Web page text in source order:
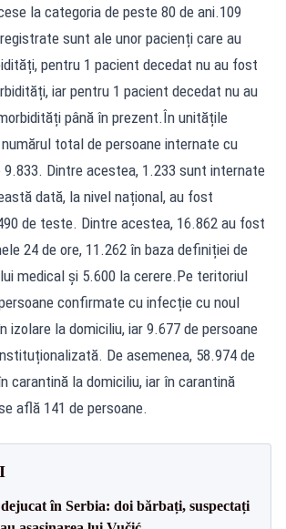
la categoria de peste 80 de ani.109
sunt ale unor pacienți care au
pentru 1 pacient decedat nu au fost
iar pentru 1 pacient decedat nu au
până în prezent.În unitățile
total de persoane internate cu
9.833. Dintre acestea, 1.233 sunt internate
dată, la nivel național, au fost
de teste. Dintre acestea, 16.862 au fost
24 de ore, 11.262 în baza definiției de
medical și 5.600 la cerere.Pe teritoriul
confirmate cu infecție cu noul
izolare la domiciliu, iar 9.677 de persoane
De asemenea, 58.974 de
carantină la domiciliu, iar în carantină
află 141 de persoane.
în Serbia: doi bărbați, suspectați